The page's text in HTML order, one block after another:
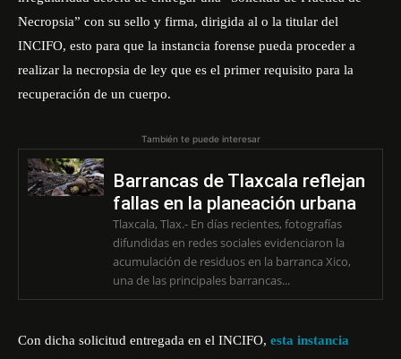
Necropsia” con su sello y firma, dirigida al o la titular del
INCIFO, esto para que la instancia forense pueda proceder a
realizar la necropsia de ley que es el primer requisito para la
recuperación de un cuerpo.
También te puede interesar
Barrancas de Tlaxcala reflejan
fallas en la planeación urbana
Tlaxcala, Tlax.- En días recientes, fotografías
difundidas en redes sociales evidenciaron la
acumulación de residuos en la barranca Xico,
una de las principales barrancas...
Con dicha solicitud entregada en el INCIFO, esta instancia